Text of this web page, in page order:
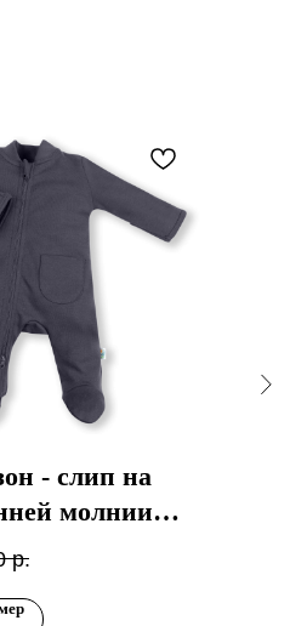
- слип на
молнии
р.